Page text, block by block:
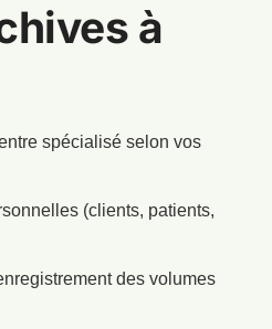
à
spécialisé selon vos
(clients, patients,
des volumes